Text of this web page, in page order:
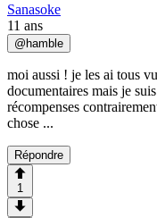
Sanasoke
11 ans
@hamble
moi aussi ! je les ai tous
documentaires mais je
récompenses
chose ...
Répondre
1